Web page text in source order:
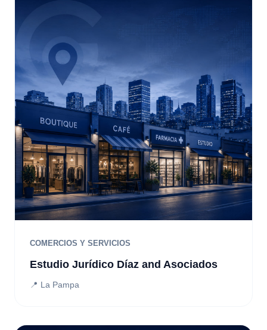
COMERCIOS Y SERVICIOS
Estudio Jurídico Díaz and Asociados
📍 La Pampa